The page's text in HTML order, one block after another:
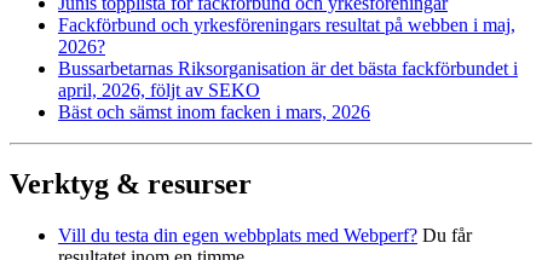
Fackförbund och yrkesföreningars resultat på webben i maj,
2026?
Bussarbetarnas Riksorganisation är det bästa fackförbundet i
april, 2026, följt av SEKO
Bäst och sämst inom facken i mars, 2026
Verktyg & resurser
Vill du testa din egen webbplats med Webperf? Du får